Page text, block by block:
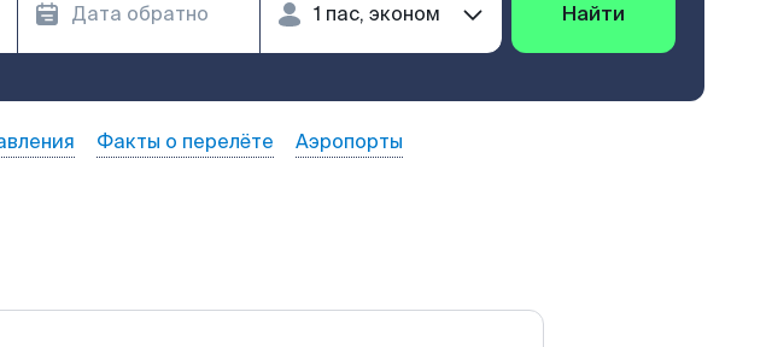
Найти
Факты о перелёте Аэропорты